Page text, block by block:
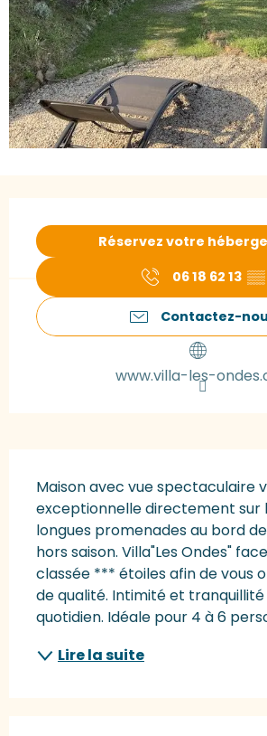
Réservez votre
06 18 62 13 ▒▒
Contactez-
www.villa-les-
Maison avec vue spectaculaire
exceptionnelle directement sur
longues promenades au bord
hors saison. Villa"Les Ondes"
classée *** étoiles afin de vous
de qualité. Intimité et
quotidien. Idéale pour 4 à 6
Lire la suite